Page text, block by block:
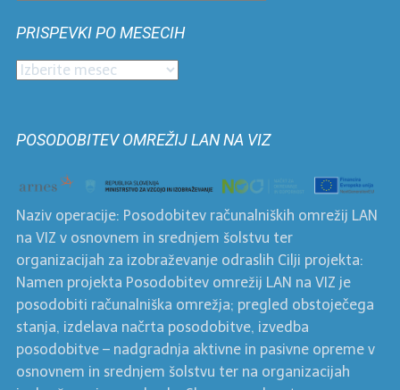
kategorijah
PRISPEVKI PO MESECIH
Prispevki
POSODOBITEV OMREŽIJ LAN NA VIZ
Naziv operacije: Posodobitev računalniških omrežij LAN
na VIZ v osnovnem in srednjem šolstvu ter
organizacijah za izobraževanje odraslih Cilji projekta:
Namen projekta Posodobitev omrežij LAN na VIZ je
posodobiti računalniška omrežja; pregled obstoječega
stanja, izdelava načrta posodobitve, izvedba
posodobitve – nadgradnja aktivne in pasivne opreme v
osnovnem in srednjem šolstvu ter na organizacijah